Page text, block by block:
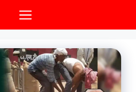
Menu